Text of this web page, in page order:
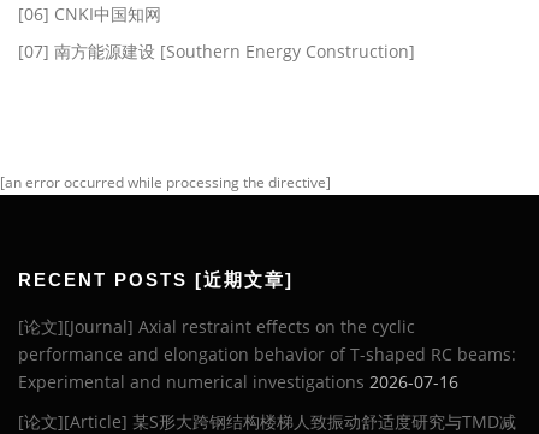
[06] CNKI中国知网
[07] 南方能源建设 [Southern Energy Construction]
[an error occurred while processing the directive]
RECENT POSTS [近期文章]
[论文][Journal] Axial restraint effects on the cyclic
performance and elongation behavior of T-shaped RC beams:
Experimental and numerical investigations 2026-07-16
[论文][Article] 某S形大跨钢结构楼梯人致振动舒适度研究与TMD减